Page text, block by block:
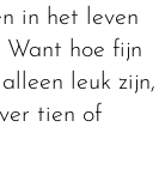
in het leven
Want hoe fijn
leuk zijn,
tien of